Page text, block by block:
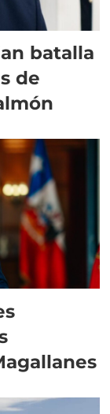
batalla
de